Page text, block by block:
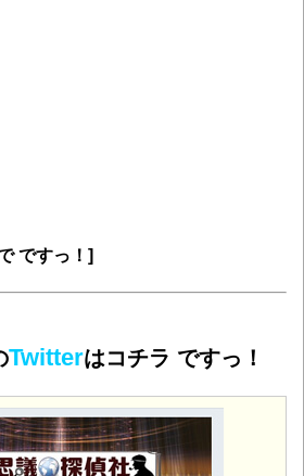
ですっ！]
Twitterはコチラ ですっ！